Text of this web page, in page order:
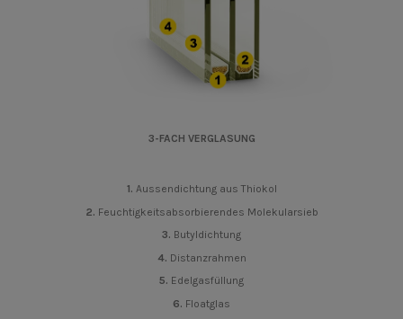
3-FACH VERGLASUNG
1. Aussendichtung aus Thiokol
2. Feuchtigkeitsabsorbierendes Molekularsieb
3. Butyldichtung
4. Distanzrahmen
5. Edelgasfüllung
6. Floatglas